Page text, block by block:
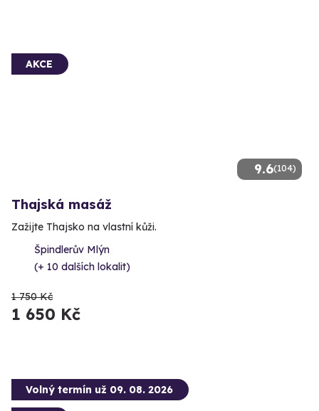
9.6(104)
AKCE
Thajská masáž
Zažijte Thajsko na vlastní kůži.
Špindlerův Mlýn
(+ 10 dalších lokalit)
1 750 Kč
1 650 Kč
Volný termín už 09. 08. 2026